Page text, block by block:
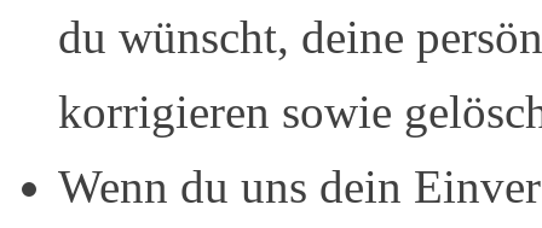
du wünscht, deine
korrigieren sowie
Wenn du uns dein